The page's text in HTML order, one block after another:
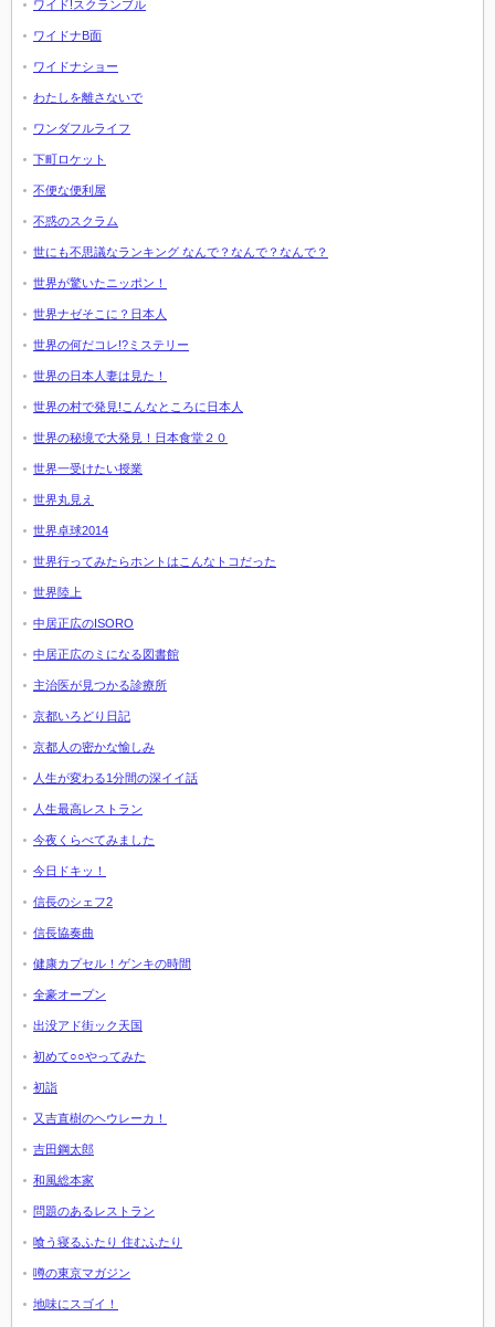
ワイド!スクランブル
ワイドナB面
ワイドナショー
わたしを離さないで
ワンダフルライフ
下町ロケット
不便な便利屋
不惑のスクラム
世にも不思議なランキング なんで？なんで？なんで？
世界が驚いたニッポン！
世界ナゼそこに？日本人
世界の何だコレ!?ミステリー
世界の日本人妻は見た！
世界の村で発見!こんなところに日本人
世界の秘境で大発見！日本食堂２０
世界一受けたい授業
世界丸見え
世界卓球2014
世界行ってみたらホントはこんなトコだった
世界陸上
中居正広のISORO
中居正広のミになる図書館
主治医が見つかる診療所
京都いろどり日記
京都人の密かな愉しみ
人生が変わる1分間の深イイ話
人生最高レストラン
今夜くらべてみました
今日ドキッ！
信長のシェフ2
信長協奏曲
健康カプセル！ゲンキの時間
全豪オープン
出没アド街ック天国
初めて○○やってみた
初詣
又吉直樹のヘウレーカ！
吉田鋼太郎
和風総本家
問題のあるレストラン
喰う寝るふたり 住むふたり
噂の東京マガジン
地味にスゴイ！